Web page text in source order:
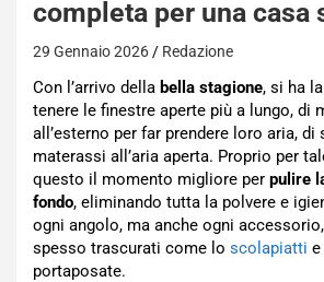
completa per una casa
29 Gennaio 2026 Redazione
Con l’arrivo della bella stagione, si ha
tenere le finestre aperte più a lungo, di
all’esterno per far prendere loro aria, di
materassi all’aria aperta. Proprio per
questo il momento migliore per pulire
fondo, eliminando tutta la polvere e
ogni angolo, ma anche ogni
spesso trascurati come lo scolapiatti
portaposate.